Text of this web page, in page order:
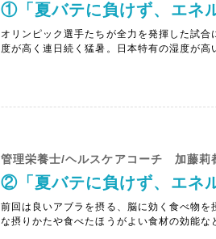
オリンピック選手たちが全力を発揮した試
度が高く連日続く猛暑。日本特有の湿度が
管理栄養士/ヘルスケアコーチ 加藤莉
前回は良いアブラを摂る、脳に効く食べ物
な摂りかたや食べたほうがよい食材の効能